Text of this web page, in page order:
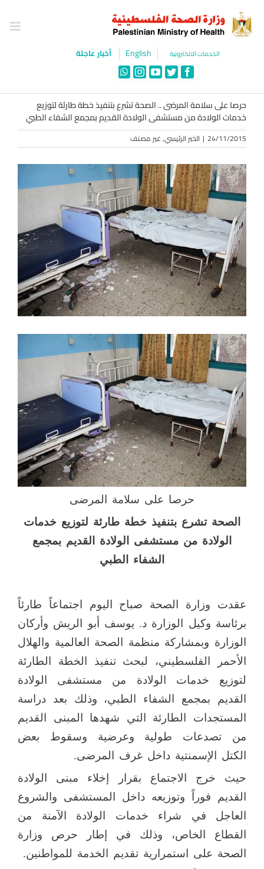
content
الخدمات الالكترونية English أخبار عاجلة
Facebook
Twitter
YouTube
Instagram
WhatsApp
حرصا على سلامة المرضى .. الصحة تشرع بتنفيذ خطة طارئة لتوزيع
خدمات الولادة من مستشفى الولادة القديم بمجمع الشفاء الطبي
24/11/2015
| الخبر الرئيسي,غير مصنف
حرصا على سلامة المرضى
الصحة تشرع بتنفيذ خطة طارئة لتوزيع خدمات
الولادة من مستشفى الولادة القديم بمجمع
الشفاء الطبي
عقدت وزارة الصحة صباح اليوم اجتماعاً طارئاً
برئاسة وكيل الوزارة د. يوسف أبو الريش وأركان
الوزارة وبمشاركة منظمة الصحة العالمية والهلال
الأحمر الفلسطيني، لبحث تنفيذ الخطة الطارئة
لتوزيع خدمات الولادة من مستشفى الولادة
القديم بمجمع الشفاء الطبي، وذلك بعد دراسة
المستجدات الطارئة التي شهدها المبنى القديم
من تصدعات طولية وعرضية وسقوط بعض
الكتل الإسمنتية داخل غرف المرضى.
حيث خرج الاجتماع بقرار إخلاء مبنى الولادة
القديم فوراً وتوزيعه داخل المستشفى والشروع
العاجل في شراء خدمات الولادة الآمنة من
القطاع الخاص، وذلك في إطار حرص وزارة
الصحة على استمرارية تقديم الخدمة للمواطنين.